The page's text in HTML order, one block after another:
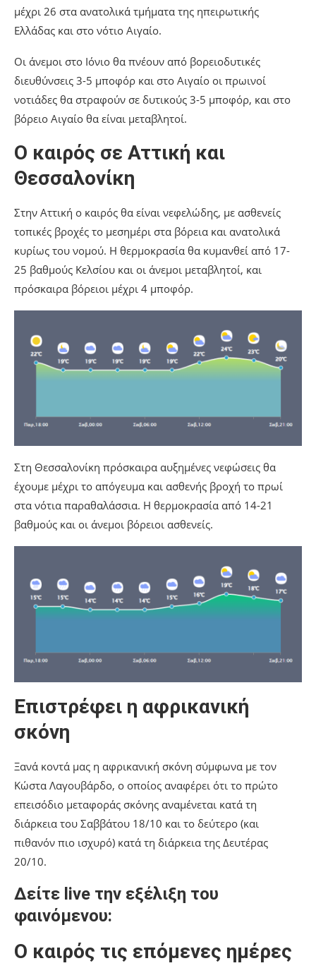
μέχρι 26 στα ανατολικά τμήματα της ηπειρωτικής
Ελλάδας και στο νότιο Αιγαίο.
Οι άνεμοι στο Ιόνιο θα πνέουν από βορειοδυτικές
διευθύνσεις 3-5 μποφόρ και στο Αιγαίο οι πρωινοί
νοτιάδες θα στραφούν σε δυτικούς 3-5 μποφόρ, και στο
βόρειο Αιγαίο θα είναι μεταβλητοί.
Ο καιρός σε Αττική και
Θεσσαλονίκη
Στην Αττική ο καιρός θα είναι νεφελώδης, με ασθενείς
τοπικές βροχές το μεσημέρι στα βόρεια και ανατολικά
κυρίως του νομού. Η θερμοκρασία θα κυμανθεί από 17-
25 βαθμούς Κελσίου και οι άνεμοι μεταβλητοί, και
πρόσκαιρα βόρειοι μέχρι 4 μποφόρ.
Στη Θεσσαλονίκη πρόσκαιρα αυξημένες νεφώσεις θα
έχουμε μέχρι το απόγευμα και ασθενής βροχή το πρωί
στα νότια παραθαλάσσια. Η θερμοκρασία από 14-21
βαθμούς και οι άνεμοι βόρειοι ασθενείς.
Επιστρέφει η αφρικανική
σκόνη
Ξανά κοντά μας η αφρικανική σκόνη σύμφωνα με τον
Κώστα Λαγουβάρδο, ο οποίος αναφέρει ότι το πρώτο
επεισόδιο μεταφοράς σκόνης αναμένεται κατά τη
διάρκεια του Σαββάτου 18/10 και το δεύτερο (και
πιθανόν πιο ισχυρό) κατά τη διάρκεια της Δευτέρας
20/10.
Δείτε live την εξέλιξη του
φαινόμενου:
Ο καιρός τις επόμενες ημέρες